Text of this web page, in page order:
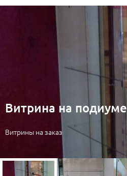
Витрина на подиуме
Витрины на заказ